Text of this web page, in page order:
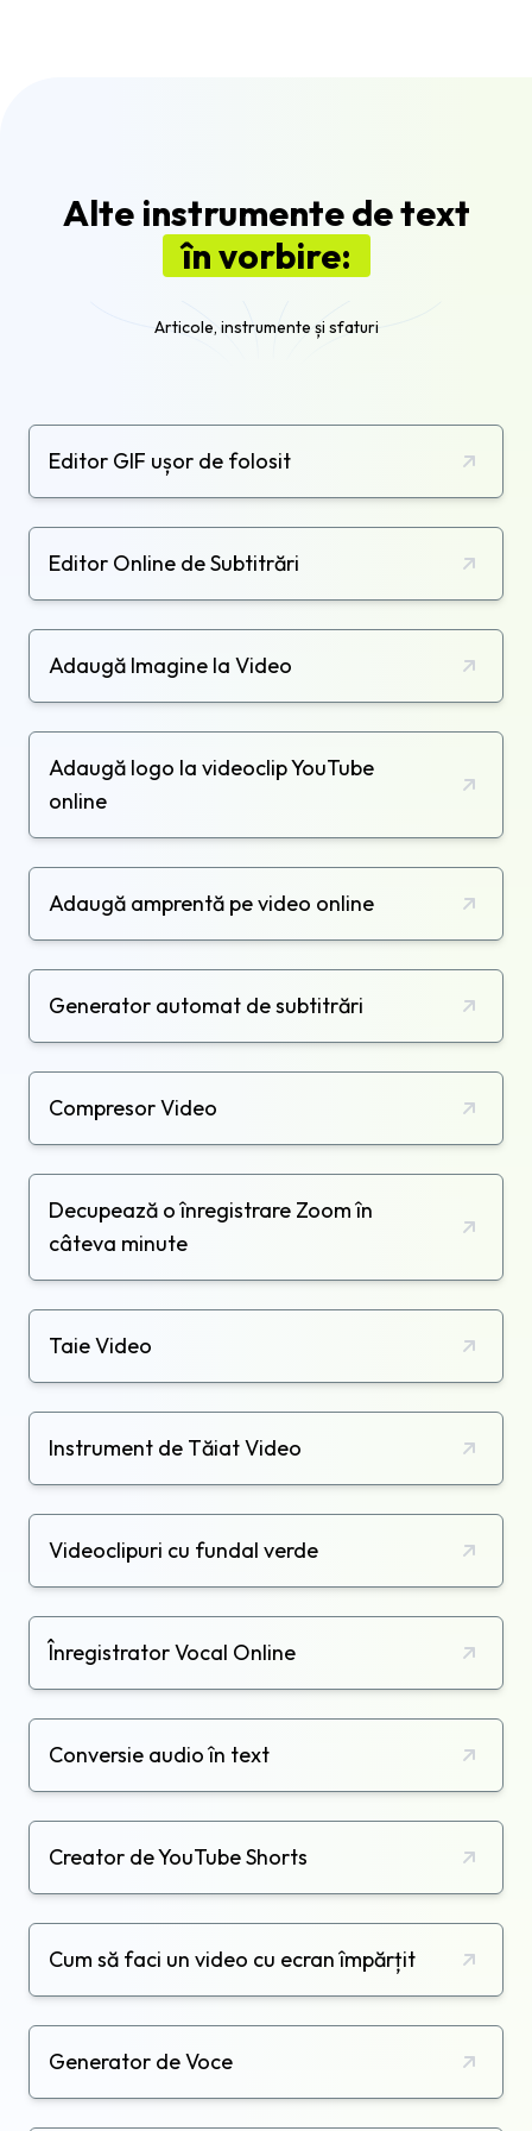
Alte instrumente de text
în vorbire:
Articole, instrumente și sfaturi
Editor GIF ușor de folosit
Editor Online de Subtitrări
Adaugă Imagine la Video
Adaugă logo la videoclip YouTube
online
Adaugă amprentă pe video online
Generator automat de subtitrări
Compresor Video
Decupează o înregistrare Zoom în
câteva minute
Taie Video
Instrument de Tăiat Video
Videoclipuri cu fundal verde
Înregistrator Vocal Online
Conversie audio în text
Creator de YouTube Shorts
Cum să faci un video cu ecran împărțit
Generator de Voce